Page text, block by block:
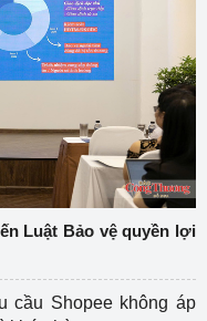
Luật Bảo vệ quyền lợi
cầu Shopee không áp